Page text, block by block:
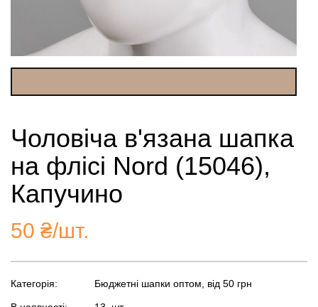
Чоловіча в'язана шапка
на флісі Nord (15046),
Капучино
50 ₴/шт.
Категорія: Бюджетні шапки оптом, від 50 грн